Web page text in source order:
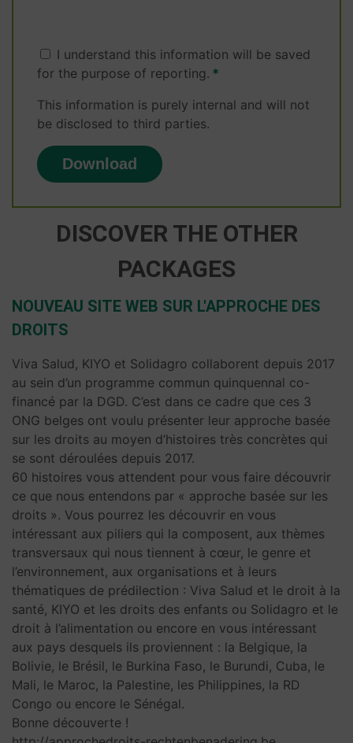
I understand this information will be saved
for the purpose of reporting.
This information is purely internal and will not
be disclosed to third parties.
DISCOVER THE OTHER
PACKAGES
NOUVEAU SITE WEB SUR L'APPROCHE DES
DROITS
Viva Salud, KIYO et Solidagro collaborent depuis 2017
au sein d’un programme commun quinquennal co-
financé par la DGD. C’est dans ce cadre que ces 3
ONG belges ont voulu présenter leur approche basée
sur les droits au moyen d’histoires très concrètes qui
se sont déroulées depuis 2017.
60 histoires vous attendent pour vous faire découvrir
ce que nous entendons par « approche basée sur les
droits ». Vous pourrez les découvrir en vous
intéressant aux piliers qui la composent, aux thèmes
transversaux qui nous tiennent à cœur, le genre et
l’environnement, aux organisations et à leurs
thématiques de prédilection : Viva Salud et le droit à la
santé, KIYO et les droits des enfants ou Solidagro et le
droit à l’alimentation ou encore en vous intéressant
aux pays desquels ils proviennent : la Belgique, la
Bolivie, le Brésil, le Burkina Faso, le Burundi, Cuba, le
Mali, le Maroc, la Palestine, les Philippines, la RD
Congo ou encore le Sénégal.
Bonne découverte !